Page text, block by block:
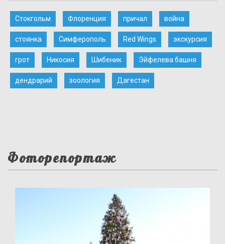
Стокгольм Флоренция причал война
стоянка Симферополь Red Wings экскурсия
грот Никосия Шибеник Эйфелева башня
дендрарий зоология Дагестан
Фоторепортаж